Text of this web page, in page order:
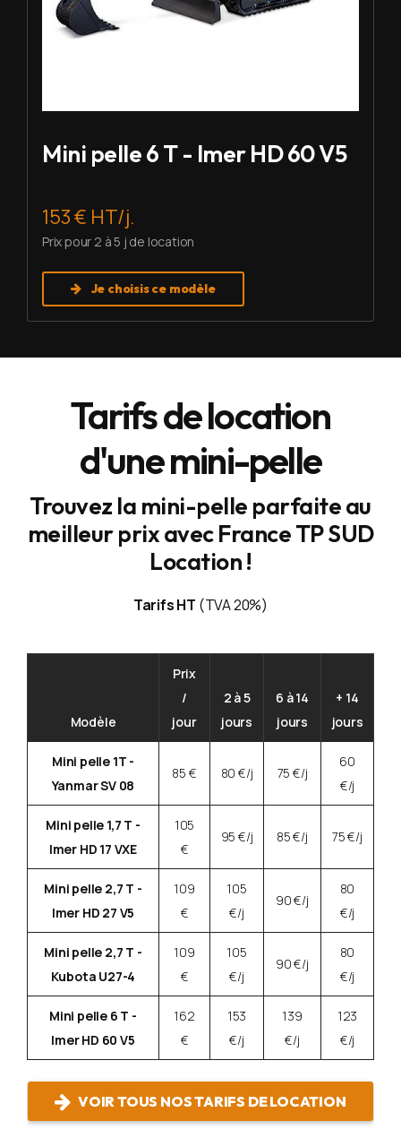
Mini pelle 6 T - Imer HD 60 V5
153 € HT/j.
Prix pour 2 à 5 j de location
Je choisis ce modèle
Tarifs de location
d'une mini-pelle
Trouvez la mini-pelle parfaite au
meilleur prix avec France TP SUD
Location !
Tarifs HT (TVA 20%)
Modèle
Prix
/
jour
2 à 5
jours
6 à 14
jours
+ 14
jours
Mini pelle 1T -
Yanmar SV 08
85 € 80 €/j 75 €/j
60
€/j
Mini pelle 1,7 T -
Imer HD 17 VXE
105
€
95 €/j 85 €/j 75 €/j
Mini pelle 2,7 T -
Imer HD 27 V5
109
€
105
€/j
90 €/j
80
€/j
Mini pelle 2,7 T -
Kubota U27-4
109
€
105
€/j
90 €/j
80
€/j
Mini pelle 6 T -
Imer HD 60 V5
162
€
153
€/j
139
€/j
123
€/j
VOIR TOUS NOS TARIFS DE LOCATION